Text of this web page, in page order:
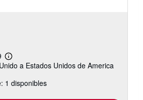
Más
información
las
tarifas
a Estados Unidos de America
1 disponibles